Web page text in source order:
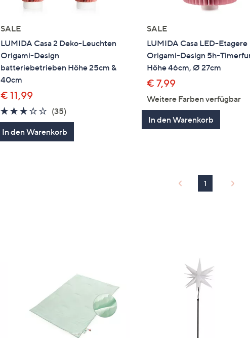
SALE
LUMIDA Casa 2 Deko-Leuchten
Origami-Design
batteriebetrieben Höhe 25cm &
40cm
€ 11,99
3.0
von
5
(35)35
Bewertungen
In den Warenkorb
SALE
LUMIDA Casa LED-Etagere
Origami-Design 5h-
Höhe 46cm, Ø 27cm
€ 7,99
Weitere Farben verfügbar
In den Warenkorb
1